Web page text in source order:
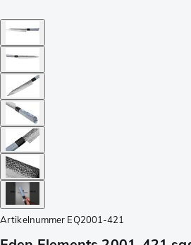
Artikelnummer EQ2001-421